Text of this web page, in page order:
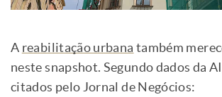
A reabilitação urbana também
neste snapshot. Segundo dados da
citados pelo Jornal de Negócios: